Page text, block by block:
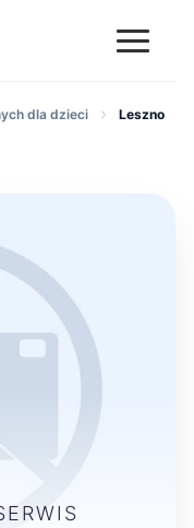
dla dzieci Leszno